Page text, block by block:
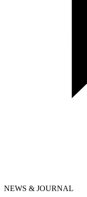
NEWS & JOURNAL